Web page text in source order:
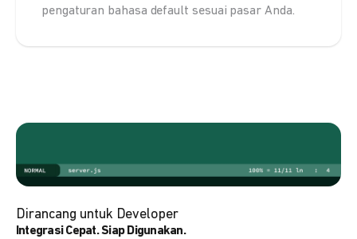
pengaturan bahasa default sesuai pasar Anda.
Dirancang untuk Developer
Integrasi Cepat. Siap Digunakan.